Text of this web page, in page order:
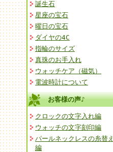
誕生石
星座の宝石
曜日の宝石
ダイヤの4C
指輪のサイズ
真珠のお手入れ
ウォッチケア（磁気）
電波時計について
お客様の声♪
クロックの文字入れ編
ウォッチの文字刻印編
パールネックレスの糸替え
編